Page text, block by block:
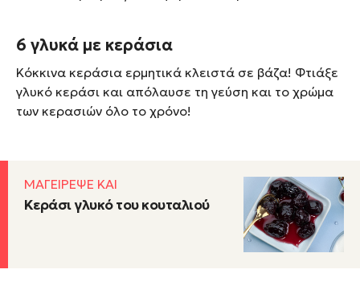
6 γλυκά με κεράσια
Κόκκινα κεράσια ερμητικά κλειστά σε βάζα! Φτιάξε
γλυκό κεράσι και απόλαυσε τη γεύση και το χρώμα
των κερασιών όλο το χρόνο!
ΜΑΓΕΙΡΕΨΕ ΚΑΙ
Κεράσι γλυκό του κουταλιού